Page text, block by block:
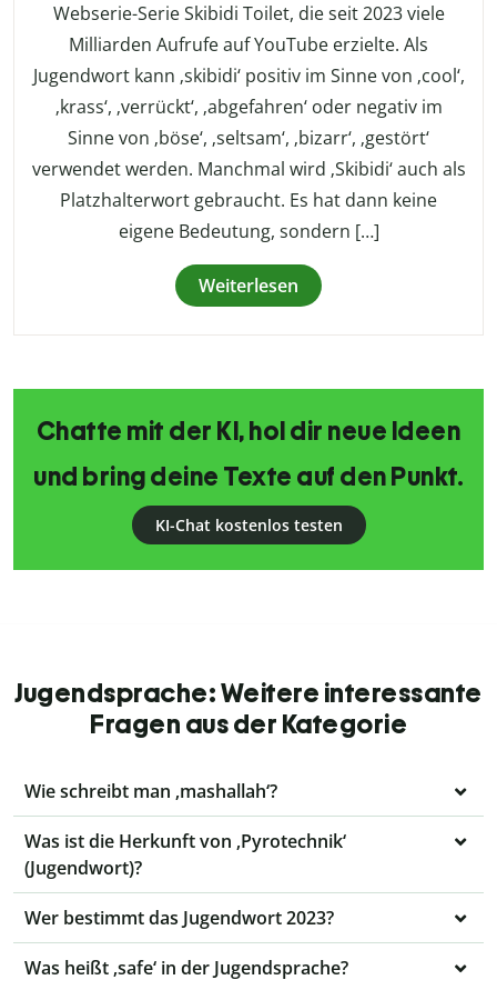
Webserie-Serie Skibidi Toilet, die seit 2023 viele
Milliarden Aufrufe auf YouTube erzielte. Als
Jugendwort kann ‚skibidi‘ positiv im Sinne von ‚cool‘,
‚krass‘, ‚verrückt‘, ‚abgefahren‘ oder negativ im
Sinne von ‚böse‘, ‚seltsam‘, ‚bizarr‘, ‚gestört‘
verwendet werden. Manchmal wird ‚Skibidi‘ auch als
Platzhalterwort gebraucht. Es hat dann keine
eigene Bedeutung, sondern […]
Weiterlesen
Chatte mit der KI, hol dir neue Ideen
und bring deine Texte auf den Punkt.
KI-Chat kostenlos testen
Jugendsprache: Weitere interessante
Fragen aus der Kategorie
Wie schreibt man ‚mashallah‘?
Was ist die Herkunft von ‚Pyrotechnik‘
(Jugendwort)?
Wer bestimmt das Jugendwort 2023?
Was heißt ‚safe‘ in der Jugendsprache?